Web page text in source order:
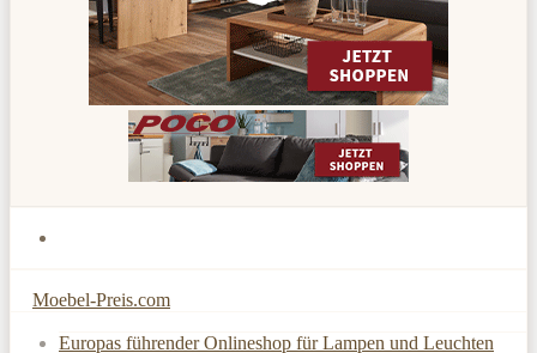
Moebel-Preis.com
Europas führender Onlineshop für Lampen und Leuchten